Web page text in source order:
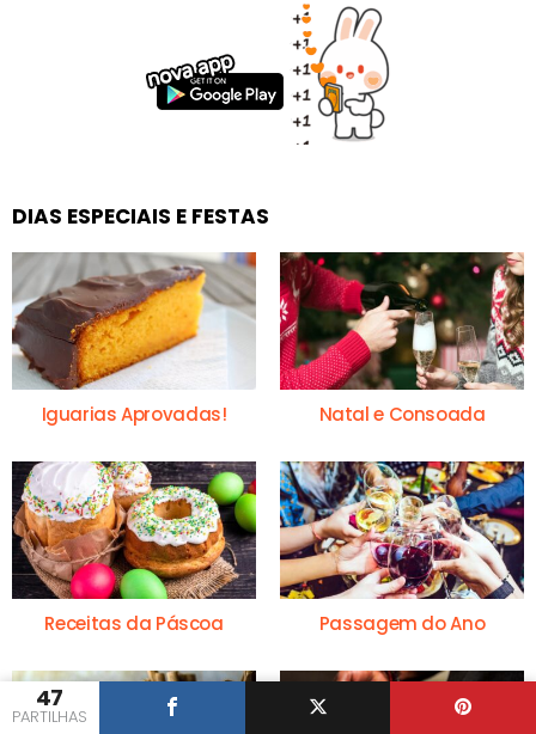
47
PARTILHAS
DIAS ESPECIAIS E FESTAS
Iguarias Aprovadas! Natal e Consoada
Receitas da Páscoa Passagem do Ano